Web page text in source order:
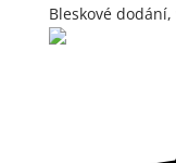
Bleskové